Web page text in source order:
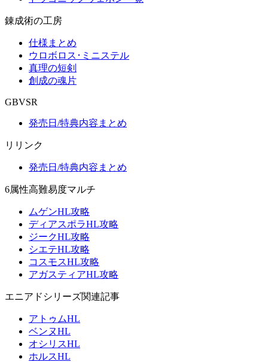
錬成術の工房
仕様まとめ
ウロボロス･ミニステル
真理の短剣
創成の魂片
GBVSR
発売日/特典内容まとめ
リリンク
発売日/特典内容まとめ
6属性高難易度マルチ
ムゲンHL攻略
ディアスポラHL攻略
ジークHL攻略
シエテHL攻略
コスモスHL攻略
アガスティアHL攻略
エニアドシリーズ関連記事
アトゥムHL
ベンヌHL
オシリスHL
ホルスHL